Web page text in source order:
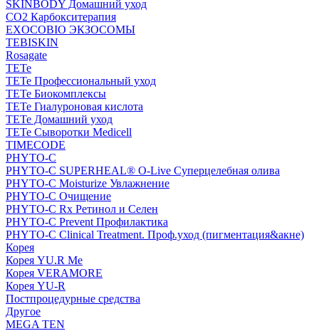
SKINBODY Домашний уход
CO2 Карбокситерапия
EXOCOBIO ЭКЗОСОМЫ
TEBISKIN
Rosagate
TETe
TETe Профессиональный уход
TETe Биокомплексы
TETe Гиалуроновая кислота
TETe Домашний уход
TETe Сыворотки Medicell
TIMECODE
PHYTO-C
PHYTO-C SUPERHEAL® O-Live Суперцелебная олива
PHYTO-C Moisturize Увлажнение
PHYTO-C Очищение
PHYTO-C Rx Ретинол и Селен
PHYTO-C Prevent Профилактика
PHYTO-C Clinical Treatment. Проф.уход (пигментация&акне)
Корея
Корея YU.R Me
Корея VERAMORE
Корея YU-R
Постпроцедурные средства
Другое
MEGA TEN